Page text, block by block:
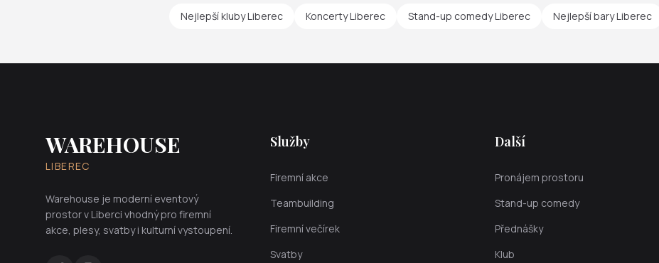
Nejlepší kluby Liberec Koncerty Liberec Stand-up comedy Liberec Nejlepší bary Liberec
WAREHOUSE
LIBEREC
Warehouse je moderní eventový
prostor v Liberci vhodný pro firemní
akce, plesy, svatby i kulturní vystoupení.
Služby
Firemní akce
Teambuilding
Firemní večírek
Svatby
Další
Pronájem prostoru
Stand-up comedy
Přednášky
Klub